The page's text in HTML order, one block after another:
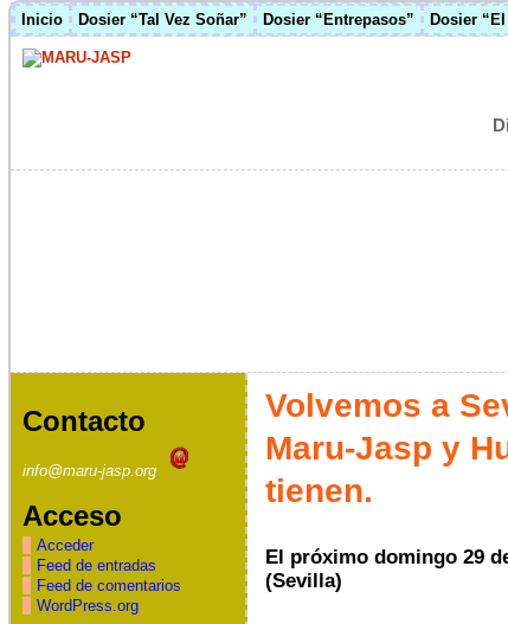
Inicio Dosier “Tal Vez Soñar” Dosier “Entrepasos” Dosier
Contacto
info@maru-jasp.org
Acceso
Acceder
Feed de entradas
Feed de comentarios
WordPress.org
Volvemos a
Maru-Jasp y
tienen.
El próximo domingo 29
(Sevilla)